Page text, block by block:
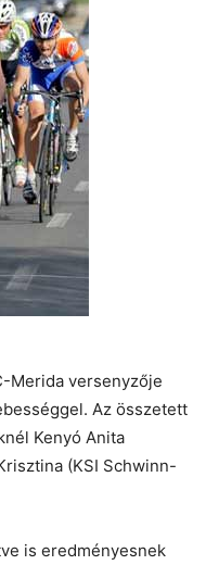
Merida versenyzője
Az összetett
Kenyó Anita
(KSI Schwinn-
is eredményesnek